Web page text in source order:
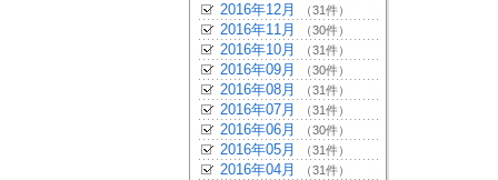
2016年12月 （31件）
2016年11月 （30件）
2016年10月 （31件）
2016年09月 （30件）
2016年08月 （31件）
2016年07月 （31件）
2016年06月 （30件）
2016年05月 （31件）
2016年04月 （31件）